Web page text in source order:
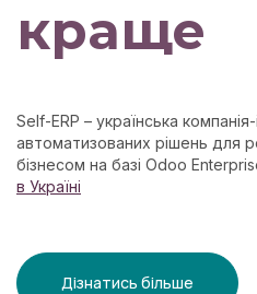
краще
Self-ERP – українська
автоматизованих рішень для
бізнесом на базі Odoo
в Україні
Дізнатись більше